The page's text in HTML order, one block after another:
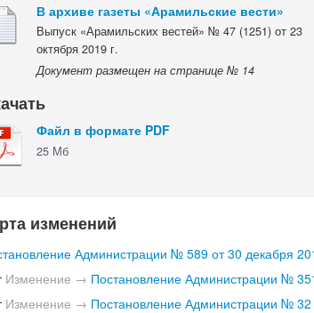
В архиве газеты «Арамильские вести»
Выпуск «Арамильских вестей» № 47 (1251) от 23
октября 2019 г.
Документ размещен на странице № 14
Файл в формате PDF
25 Мб
изменений
Администрации № 589 от 30 декабря
Изменение → Постановление Администрации №
Изменение → Постановление Администрации № 32